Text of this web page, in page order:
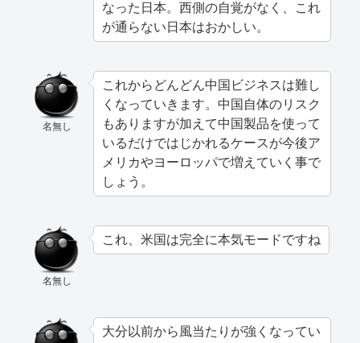
なった日本。西側の自覚がなく、これ
が通らない日本はおかしい。
名無し
これからどんどん中国ビジネスは難し
くなっていきます。中国自体のリスク
もありますが加えて中国製品を使って
いるだけではじかれるケースが今後ア
メリカやヨーロッパで増えていく事で
しょう。
名無し
これ、米国は完全に本気モードですね
大分以前から風当たりが強くなってい